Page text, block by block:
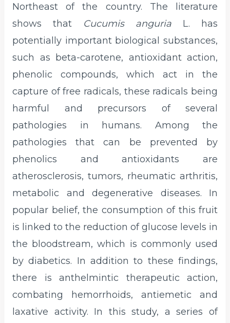
Northeast of the country. The literature
shows that Cucumis anguria L. has
potentially important biological substances,
such as beta-carotene, antioxidant action,
phenolic compounds, which act in the
capture of free radicals, these radicals being
harmful and precursors of several
pathologies in humans. Among the
pathologies that can be prevented by
phenolics and antioxidants are
atherosclerosis, tumors, rheumatic arthritis,
metabolic and degenerative diseases. In
popular belief, the consumption of this fruit
is linked to the reduction of glucose levels in
the bloodstream, which is commonly used
by diabetics. In addition to these findings,
there is anthelmintic therapeutic action,
combating hemorrhoids, antiemetic and
laxative activity. In this study, a series of